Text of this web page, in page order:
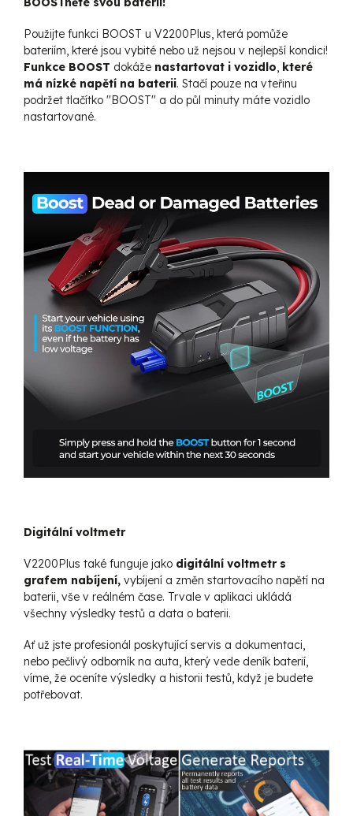
Použijte funkci BOOST u V2200Plus, která pomůže
bateriím, které jsou vybité nebo už nejsou v nejlepší kondici!
Funkce BOOST dokáže nastartovat i vozidlo, které
má nízké napětí na baterii. Stačí pouze na vteřinu
podržet tlačítko ''BOOST'' a do půl minuty máte vozidlo
nastartované.
Digitální voltmetr
V2200Plus také funguje jako digitální voltmetr s
grafem nabíjení, vybíjení a změn startovacího napětí na
baterii, vše v reálném čase. Trvale v aplikaci ukládá
všechny výsledky testů a data o baterii.
Ať už jste profesionál poskytující servis a dokumentaci,
nebo pečlivý odborník na auta, který vede deník baterií,
víme, že oceníte výsledky a historii testů, když je budete
potřebovat.